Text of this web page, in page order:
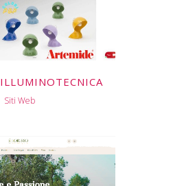
Siti Web